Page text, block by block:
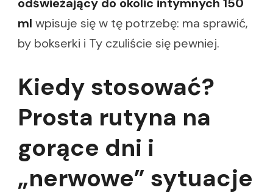
odświeżający do okolic intymnych 150
ml wpisuje się w tę potrzebę: ma sprawić,
by bokserki i Ty czuliście się pewniej.
Kiedy stosować?
Prosta rutyna na
gorące dni i
„nerwowe” sytuacje